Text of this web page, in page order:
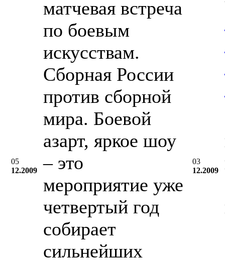
05
12.2009
матчевая встреча
по боевым
искусствам.
Сборная России
против сборной
мира. Боевой
азарт, яркое шоу
– это
мероприятие уже
четвертый год
собирает
сильнейших
03
12.2009